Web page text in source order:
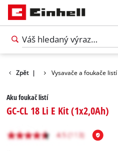
Zpět |
Zahrada Vysavače a foukače listí
Aku foukač listí
GC-CL 18 Li E Kit (1x2,0Ah)